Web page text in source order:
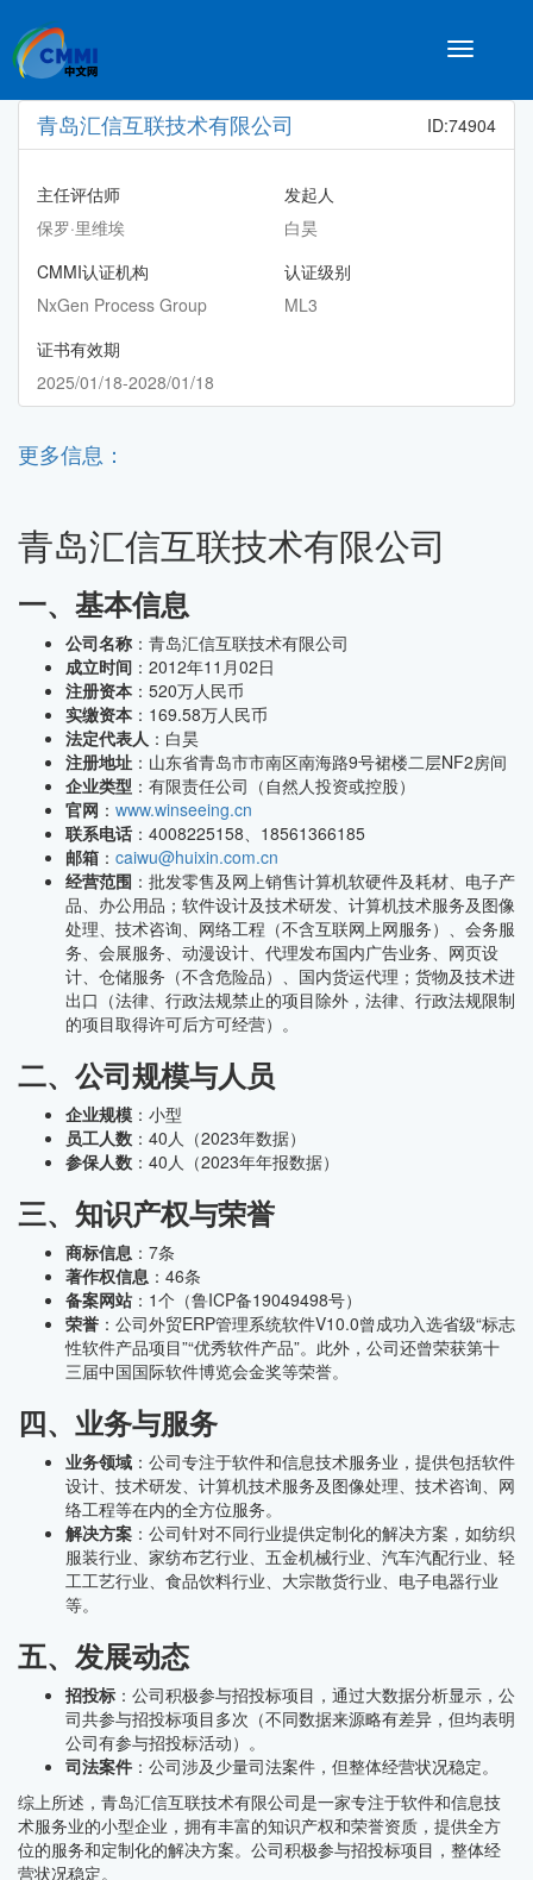
Toggle
青岛汇信互联技术有限公司 ID:74904
主任评估师
保罗·里维埃
发起人
白昊
CMMI认证机构
NxGen Process Group
认证级别
ML3
证书有效期
2025/01/18-2028/01/18
更多信息：
青岛汇信互联技术有限公司
一、基本信息
公司名称 ：青岛汇信互联技术有限公司
成立时间 ：2012年11月02日
注册资本 ：520万人民币
实缴资本 ：169.58万人民币
法定代表人 ：白昊
注册地址 ：山东省青岛市市南区南海路9号裙楼二层NF2房间
企业类型 ：有限责任公司（自然人投资或控股）
官网 ： www.winseeing.cn
联系电话 ：4008225158、18561366185
邮箱 ： caiwu@huixin.com.cn
经营范围 ：批发零售及网上销售计算机软硬件及耗材、电子产
品、办公用品；软件设计及技术研发、计算机技术服务及图像
处理、技术咨询、网络工程（不含互联网上网服务）、会务服
务、会展服务、动漫设计、代理发布国内广告业务、网页设
计、仓储服务（不含危险品）、国内货运代理；货物及技术进
出口（法律、行政法规禁止的项目除外，法律、行政法规限制
的项目取得许可后方可经营）。
二、公司规模与人员
企业规模 ：小型
员工人数 ：40人（2023年数据）
参保人数 ：40人（2023年年报数据）
三、知识产权与荣誉
商标信息 ：7条
著作权信息 ：46条
备案网站 ：1个（鲁ICP备19049498号）
荣誉 ：公司外贸ERP管理系统软件V10.0曾成功入选省级“标志
性软件产品项目”“优秀软件产品”。此外，公司还曾荣获第十
三届中国国际软件博览会金奖等荣誉。
四、业务与服务
业务领域 ：公司专注于软件和信息技术服务业，提供包括软件
设计、技术研发、计算机技术服务及图像处理、技术咨询、网
络工程等在内的全方位服务。
解决方案 ：公司针对不同行业提供定制化的解决方案，如纺织
服装行业、家纺布艺行业、五金机械行业、汽车汽配行业、轻
工工艺行业、食品饮料行业、大宗散货行业、电子电器行业
等。
五、发展动态
招投标 ：公司积极参与招投标项目，通过大数据分析显示，公
司共参与招投标项目多次（不同数据来源略有差异，但均表明
公司有参与招投标活动）。
司法案件 ：公司涉及少量司法案件，但整体经营状况稳定。
综上所述，青岛汇信互联技术有限公司是一家专注于软件和信息技
术服务业的小型企业，拥有丰富的知识产权和荣誉资质，提供全方
位的服务和定制化的解决方案。公司积极参与招投标项目，整体经
营状况稳定。